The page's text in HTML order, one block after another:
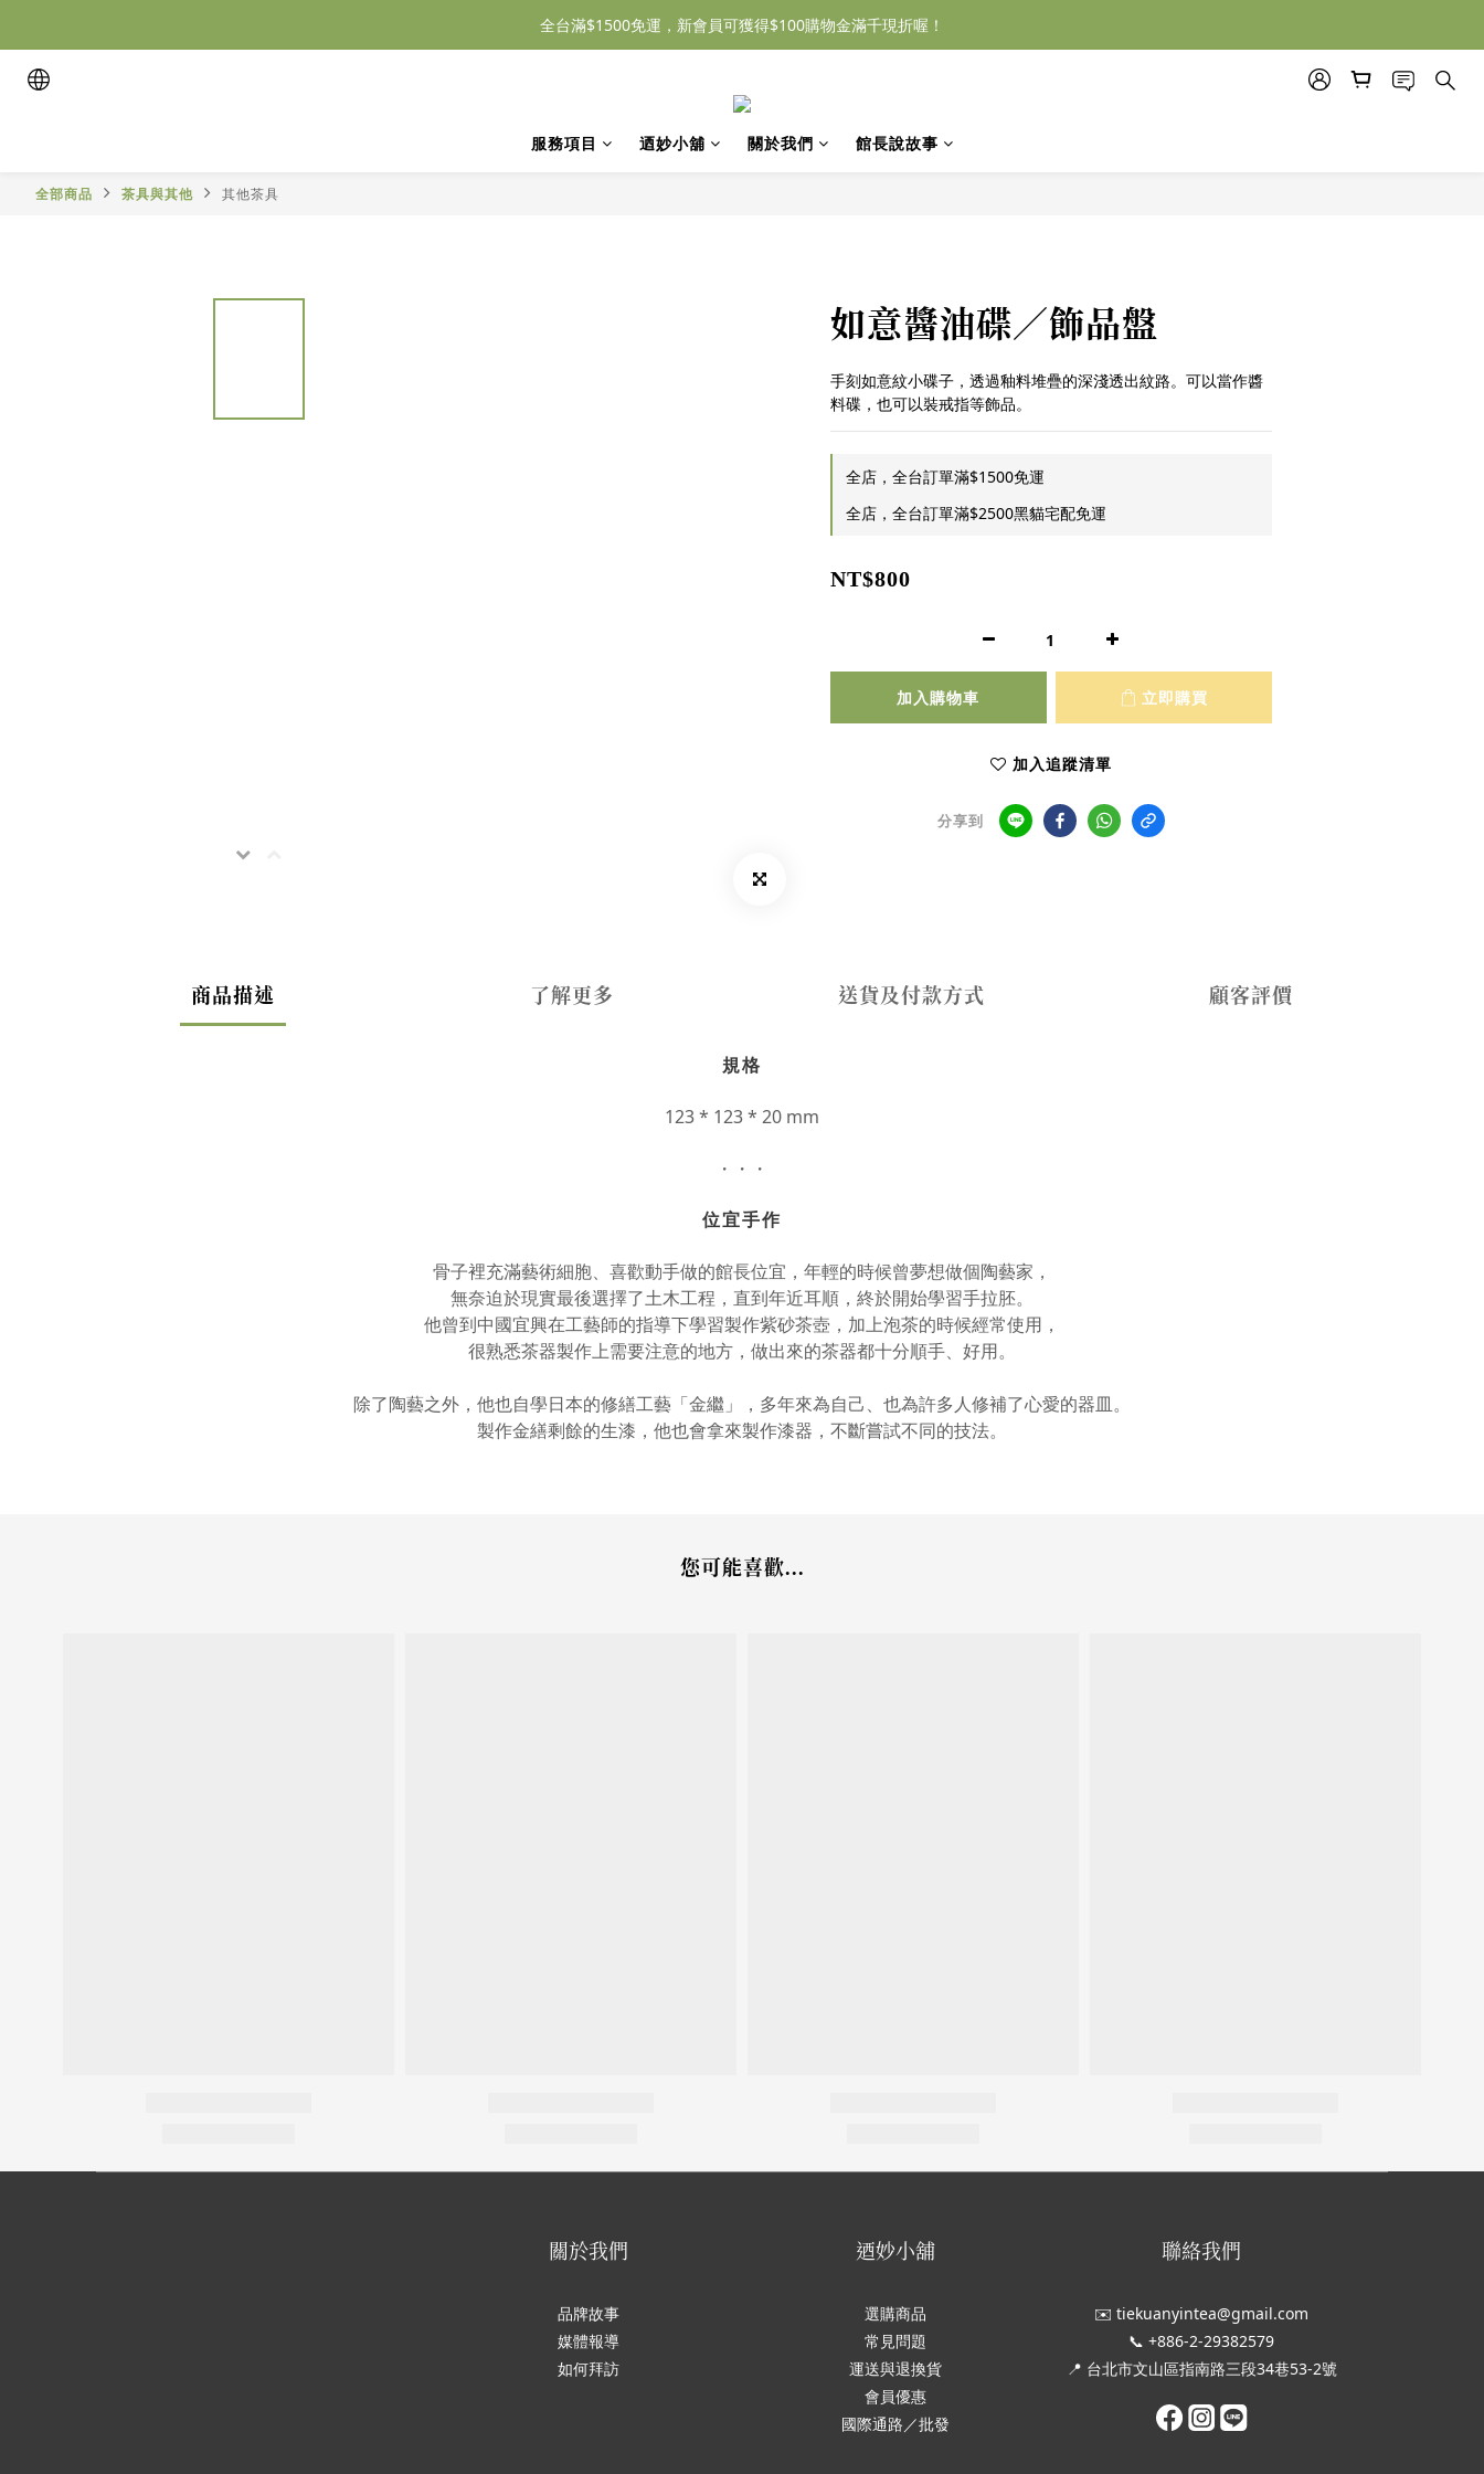
全台滿$1500免運，新會員可獲得$100購物金滿千現折喔！
服務項目 迺妙小舖 關於我們 館長說故事
全部商品 茶具與其他 其他茶具
如意醬油碟／飾品盤
手刻如意紋小碟子，透過釉料堆疊的深淺透出紋路。可以當作醬
料碟，也可以裝戒指等飾品。
全店，全台訂單滿$1500免運
全店，全台訂單滿$2500黑貓宅配免運
NT$800
加入購物車 立即購買
加入追蹤清單
分享到
商品描述 了解更多 送貨及付款方式 顧客評價
規格
123 * 123 * 20 mm
・・・
位宜手作
骨子裡充滿藝術細胞、喜歡動手做的館長位宜，年輕的時候曾夢想做個陶藝家，
無奈迫於現實最後選擇了土木工程，直到年近耳順，終於開始學習手拉胚。
他曾到中國宜興在工藝師的指導下學習製作紫砂茶壺，加上泡茶的時候經常使用，
很熟悉茶器製作上需要注意的地方，做出來的茶器都十分順手、好用。
除了陶藝之外，他也自學日本的修繕工藝「金繼」，多年來為自己、也為許多人修補了心愛的器皿。
製作金繕剩餘的生漆，他也會拿來製作漆器，不斷嘗試不同的技法。
您可能喜歡...
關於我們
品牌故事
媒體報導
如何拜訪
迺妙小舖
選購商品
常見問題
運送與退換貨
會員優惠
國際通路／批發
聯絡我們
✉️ tiekuanyintea@gmail.com
📞 +886-2-29382579
📍 台北市文山區指南路三段34巷53-2號